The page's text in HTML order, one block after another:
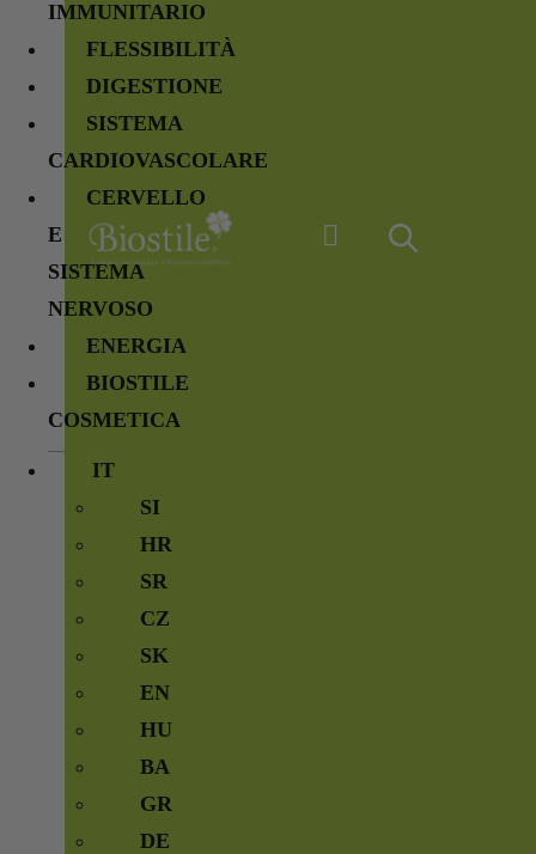
IMMUNITARIO
FLESSIBILITÀ
DIGESTIONE
SISTEMA
CARDIOVASCOLARE
CERVELLO
E
SISTEMA
NERVOSO
ENERGIA
BIOSTILE
COSMETICA
IT
SI
HR
SR
CZ
SK
EN
HU
BA
GR
DE